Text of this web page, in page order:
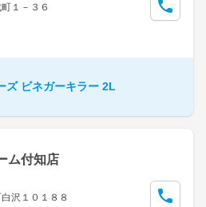
１－３６
ズ ビネガーキラー 2L
ム付知店
沢１０１８８